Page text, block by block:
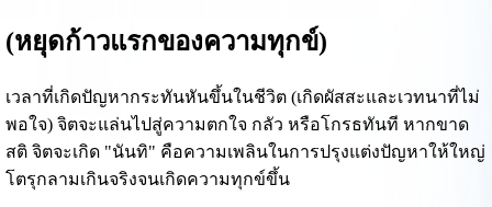
(หยุดก้าวแรกของความทุกข์)
เวลาที่เกิดปัญหากระทันหันขึ้นในชีวิต (เกิดผัสสะและเวทนาที่ไม่
พอใจ) จิตจะแล่นไปสู่ความตกใจ กลัว หรือโกรธทันที หากขาด
สติ จิตจะเกิด "นันทิ" คือความเพลินในการปรุงแต่งปัญหาให้ใหญ่
โตรุกลามเกินจริงจนเกิดความทุกข์ขึ้น